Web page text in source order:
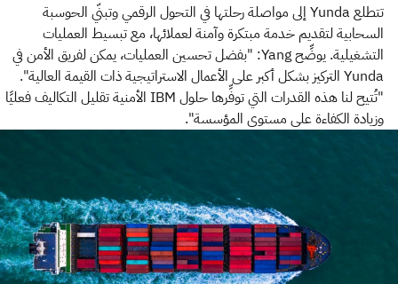
تتطلع Yunda إلى مواصلة رحلتها في التحول الرقمي وتبنّي الحوسبة
السحابية لتقديم خدمة مبتكرة وآمنة لعملائها، مع تبسيط العمليات
التشغيلية. يوضِّح Yang: "بفضل تحسين العمليات، يمكن لفريق الأمن في
Yunda التركيز بشكل أكبر على الأعمال الاستراتيجية ذات القيمة العالية".
"تُتيح لنا هذه القدرات التي توفِّرها حلول IBM الأمنية تقليل التكاليف فعليًا
وزيادة الكفاءة على مستوى المؤسسة".